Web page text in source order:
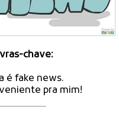
chave:
é fake news.
pra mim!